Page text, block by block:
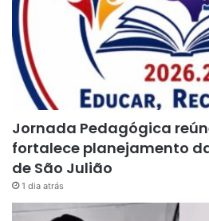
Jornada Pedagógica
fortalece planejamento
de São Julião
1 dia atrás